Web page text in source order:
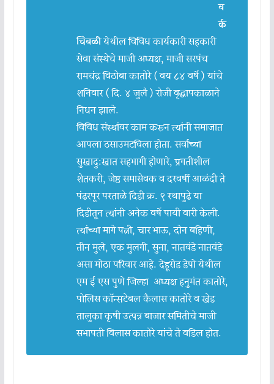
व
र्क
चिंबळीयेथील विविध कार्यकारी सहकारी
सेवा संस्थेचे माजी अध्यक्ष, माजी सरपंच
रामचंद्र विठोबा कातोरे ( वय ८४ वर्षे ) यांचे
शनिवार ( दि. ४ जुलै ) रोजी वृद्धापकाळाने
निधन झाले.
विविध संस्थांवर काम करून त्यांनी समाजात
आपला ठसाउमटविला होता. सर्वाच्या
सुखादु:खात सहभागी होणारे, प्रगतीशील
शेतकरी, जेष्ठ समासेवक व दरवर्षी आळंदी ते
पंढरपूर परताळे दिंडी क्र. ९ रथापुढे या
दिंडीतून त्यांनी अनेक वर्षे पायी वारी केली.
त्यांच्या मागे पत्नी, चार भाऊ, दोन बहिणी,
तीन मुले, एक मुलगी, सुना, नातवंडे नातवंडे
असा मोठा परिवार आहे. देहूरोड डेपो येथील
एम ई एस पुणे जिल्हा अध्यक्ष हनुमंत कातोरे,
पोलिस काॅन्सटेबल कैलास कातोरे व खेड
तालुका कृषी उत्पन्न बाजार समितीचे माजी
सभापती विलास कातोरे यांचे ते वडिल होत.